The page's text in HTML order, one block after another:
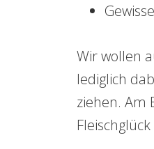
Wir wollen
lediglich
ziehen. Am